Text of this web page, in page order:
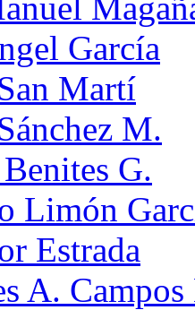
García
Martí
M.
G.
Limón
Estrada
A.